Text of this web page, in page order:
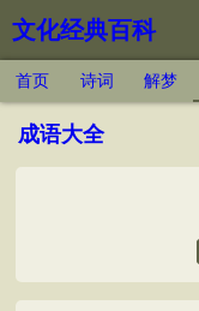
文化经典百科
首页 诗词 解梦
成语大全